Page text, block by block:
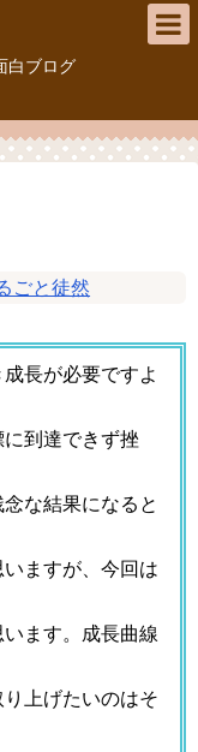
ログ
ごと徒然
長が必要ですよ
到達できず挫
な結果になると
ますが、今回は
ます。成長曲線
上げたいのはそ